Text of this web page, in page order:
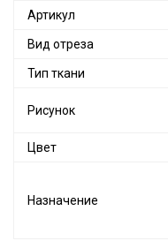
Артикул
Вид отреза
Тип ткани
Рисунок
Цвет
Назначение